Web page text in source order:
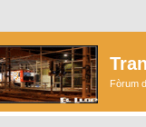
Fòrum